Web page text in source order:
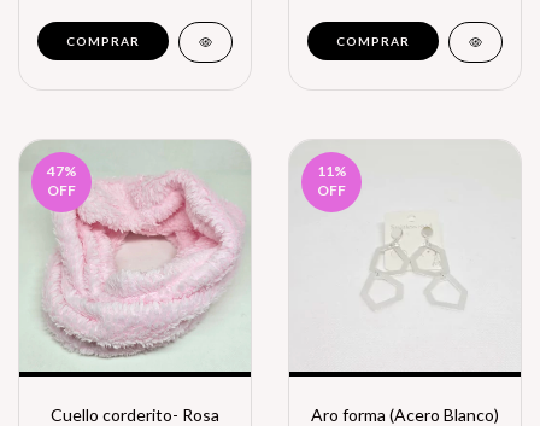
COMPRAR
47%
OFF
Cuello corderito- Rosa
11 %
OFF
Aro forma (Acero Blanco)